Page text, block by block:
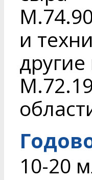
и
другие
10-20